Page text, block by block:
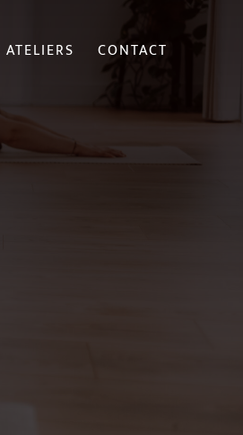
ATELIERS CONTACT